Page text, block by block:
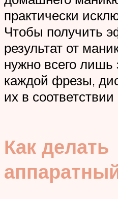
практически
Чтобы получить
результат от
нужно всего лишь
каждой фрезы,
их в
Как делать